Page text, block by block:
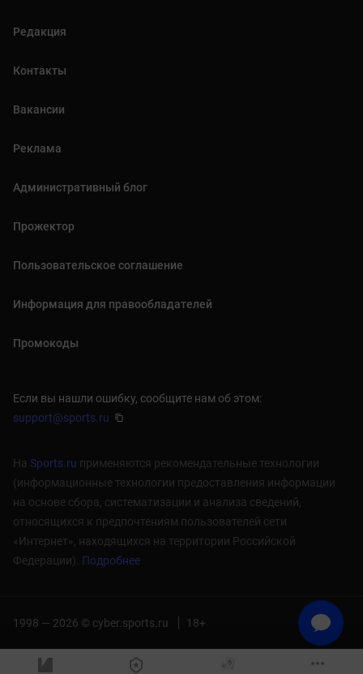
Редакция
Контакты
Вакансии
Реклама
Административный блог
Прожектор
Пользовательское соглашение
Информация для правообладателей
Промокоды
Если вы нашли ошибку, сообщите нам об этом:
support@sports.ru
На Sports.ru применяются рекомендательные технологии
(информационные технологии предоставления информации
на основе сбора, систематизации и анализа сведений,
относящихся к предпочтениям пользователей сети
«Интернет», находящихся на территории Российской
Федерации). Подробнее
1998 — 2026 © cyber.sports.ru 18+